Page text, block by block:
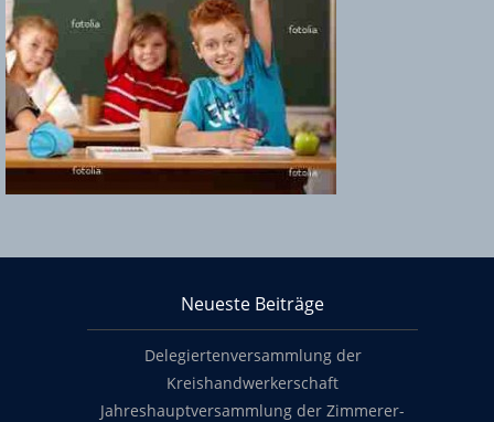
Neueste Beiträge
Delegiertenversammlung der
Kreishandwerkerschaft
Jahreshauptversammlung der Zimmerer-